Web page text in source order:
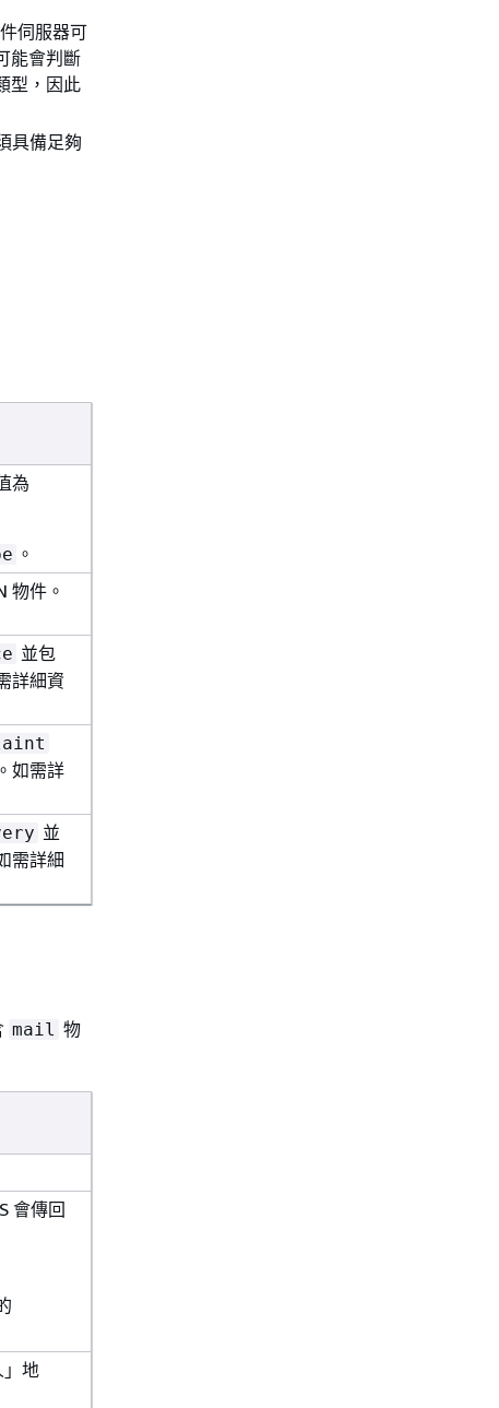
伺服器可
能會判斷
型，因此
具備足夠
為
。
物件。
並包
詳細資
如需詳
並
需詳細
mail 物
會傳回
」地